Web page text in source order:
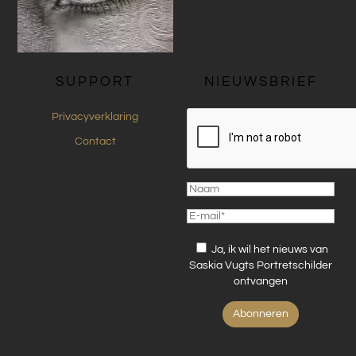
SUPPORT
Privacyverklaring
Contact
NIEUWSBRIEF
Ja, ik wil het nieuws van
Saskia Vugts Portretschilder
ontvangen